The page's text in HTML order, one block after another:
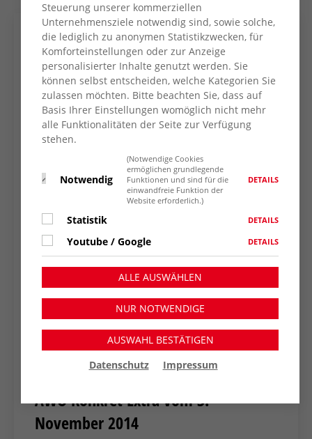
AWO Konkret Extra vom 3.
November 2014
Steuerung unserer kommerziellen
Unternehmensziele notwendig sind, sowie solche,
die lediglich zu anonymen Statistikzwecken, für
Komforteinstellungen oder zur Anzeige
personalisierter Inhalte genutzt werden. Sie
können selbst entscheiden, welche Kategorien Sie
zulassen möchten. Bitte beachten Sie, dass auf
Basis Ihrer Einstellungen womöglich nicht mehr
alle Funktionalitäten der Seite zur Verfügung
stehen.
Notwendig
(Notwendige Cookies
ermöglichen grundlegende
Funktionen und sind für die
einwandfreie Funktion der
Website erforderlich.)
DETAILS
Statistik DETAILS
Youtube / Google DETAILS
ALLE AUSWÄHLEN
NUR NOTWENDIGE
AUSWAHL BESTÄTIGEN
Datenschutz
Impressum